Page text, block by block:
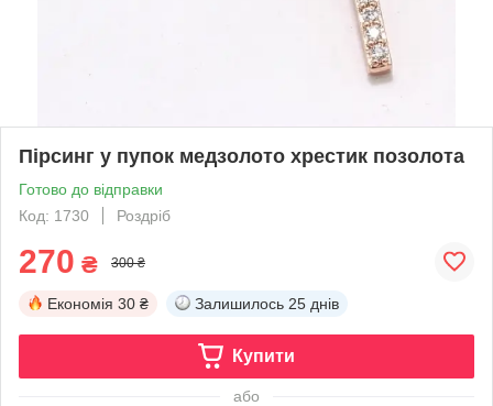
Пірсинг у пупок медзолото хрестик позолота
Готово до відправки
Код: 1730
Роздріб
270 ₴ 300 ₴
Економія 30 ₴ Залишилось 25 днів
Купити
або